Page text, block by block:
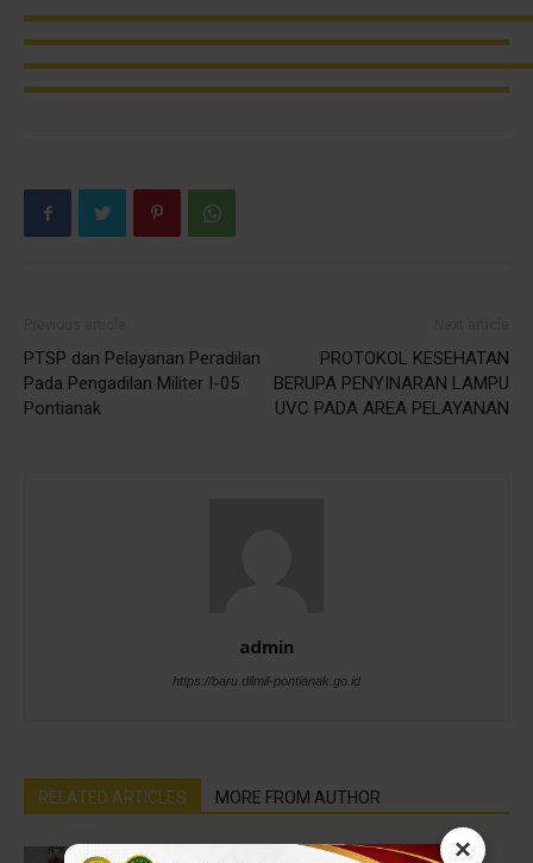
×
PTSP dan Pelayanan Peradilan
Pada Pengadilan Militer I-05
Pontianak
PROTOKOL KESEHATAN
BERUPA PENYINARAN LAMPU
UVC PADA AREA PELAYANAN
admin
https://baru.dilmil-pontianak.go.id
RELATED ARTICLES MORE FROM AUTHOR